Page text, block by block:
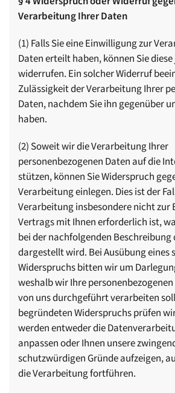
Verarbeitung Ihrer Daten
(1) Falls Sie eine Einwilligung zur
Daten erteilt haben, können Sie
widerrufen. Ein solcher Widerruf
Zulässigkeit der Verarbeitung Ihrer
Daten, nachdem Sie ihn gegenüber
haben.
(2) Soweit wir die Verarbeitung Ihrer
personenbezogenen Daten auf die
stützen, können Sie Widerspruch
Verarbeitung einlegen. Dies ist der
Verarbeitung insbesondere nicht zur
Vertrags mit Ihnen erforderlich ist,
bei der nachfolgenden Beschreibung
dargestellt wird. Bei Ausübung eines
Widerspruchs bitten wir um
weshalb wir Ihre
von uns durchgeführt verarbeiten
begründeten Widerspruchs prüfen
werden entweder die
anpassen oder Ihnen unsere
schutzwürdigen Gründe aufzeigen,
die Verarbeitung fortführen.